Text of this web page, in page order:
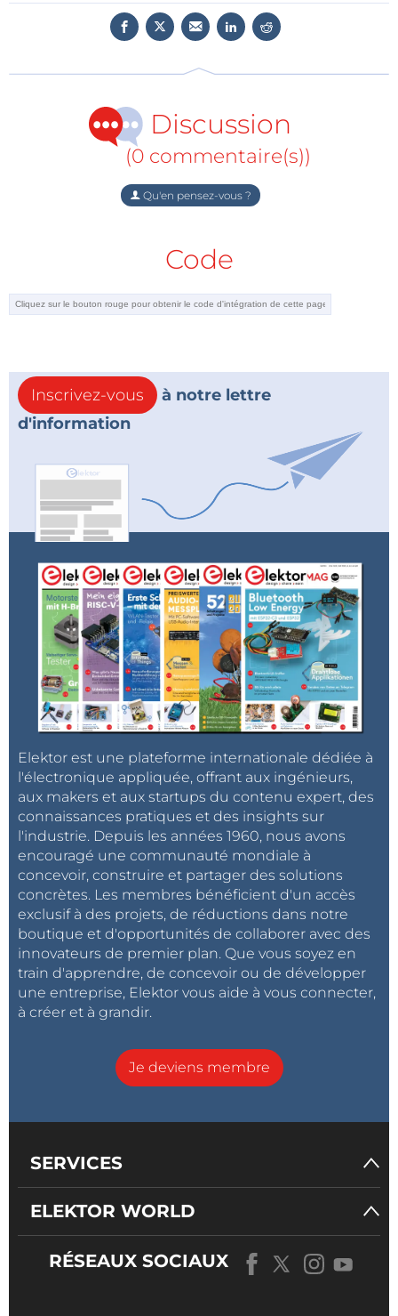
aussi les impossibilités) offertes en Chine. L'objectif
est d'obtenir une vision claire autant de ce que l'on
Une partie de notre séjour sera consacrée bien
évidemment à diverses activités culturelles.
Sous réserve d’annulation ou de modification !
Si vous souhaitez nous accompagner
en novembre, demandez dès maintenant des
informations détaillées.
Discussion
(0 commentaire(s))
Qu'en pensez-vous ?
Code
Inscrivez-vous
à notre lettre
d'information
Elektor est une plateforme internationale dédiée à
l'électronique appliquée, offrant aux ingénieurs,
aux makers et aux startups du contenu expert, des
connaissances pratiques et des insights sur
l'industrie. Depuis les années 1960, nous avons
encouragé une communauté mondiale à
concevoir, construire et partager des solutions
concrètes. Les membres bénéficient d'un accès
exclusif à des projets, de réductions dans notre
boutique et d'opportunités de collaborer avec des
innovateurs de premier plan. Que vous soyez en
train d'apprendre, de concevoir ou de développer
une entreprise, Elektor vous aide à vous connecter,
à créer et à grandir.
Je deviens membre
SERVICES
ELEKTOR WORLD
RÉSEAUX SOCIAUX